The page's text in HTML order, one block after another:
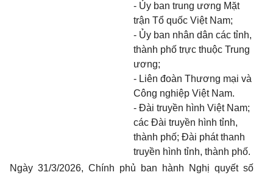
- Ủy ban trung ương Mặt
trận Tổ quốc Việt Nam;
- Ủy ban nhân dân các tỉnh,
thành phố trực thuộc Trung
ương;
- Liên đoàn Thương mại và
Công nghiệp Việt Nam.
- Đài truyền hình Việt Nam;
các Đài truyền hình tỉnh,
thành phố; Đài phát thanh
truyền hình tỉnh, thành phố.
Ngày 31/3/2026, Chính phủ ban hành Nghị quyết số